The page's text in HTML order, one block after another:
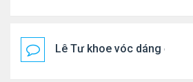
Lê Tư khoe vóc dáng ở